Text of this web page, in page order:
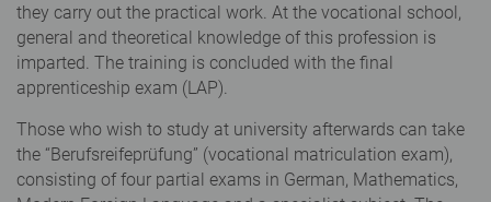
they carry out the practical work. At the vocational school,
general and theoretical knowledge of this profession is
imparted. The training is concluded with the final
apprenticeship exam (LAP).
Those who wish to study at university afterwards can take
the “Berufsreifeprüfung” (vocational matriculation exam),
consisting of four partial exams in German, Mathematics,